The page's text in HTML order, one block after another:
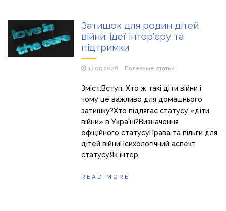
Затишок для родин дітей
війни: ідеї інтер’єру та
підтримки
17.05.2026 Полезные статьи
Зміст:Вступ: Хто ж такі діти війни і
чому це важливо для домашнього
затишку?Хто підлягає статусу «діти
війни» в Україні?Визначення
офіційного статусуПрава та пільги для
дітей війниПсихологічний аспект
статусуЯк інтер…
READ MORE